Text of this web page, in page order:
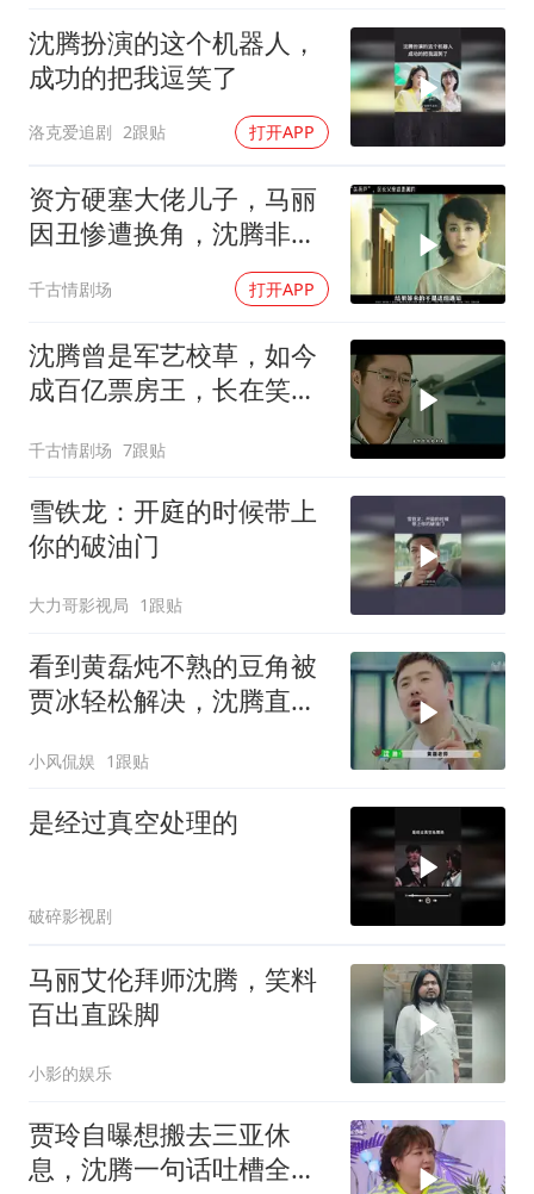
沈腾扮演的这个机器人，
成功的把我逗笑了
洛克爱追剧 2跟贴 打开APP
资方硬塞大佬儿子，马丽
因丑惨遭换角，沈腾非夏
千古情剧场 打开APP
沈腾曾是军艺校草，如今
成百亿票房王，长在笑点
千古情剧场 7跟贴
雪铁龙：开庭的时候带上
你的破油门
大力哥影视局 1跟贴
看到黄磊炖不熟的豆角被
贾冰轻松解决，沈腾直接
小风侃娱 1跟贴
是经过真空处理的
破碎影视剧
马丽艾伦拜师沈腾，笑料
百出直跺脚
小影的娱乐
贾玲自曝想搬去三亚休
息，沈腾一句话吐槽全场